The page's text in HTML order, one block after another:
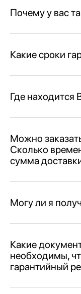
Почему у вас
Какие сроки
Где находится
Можно
Сколько
сумма
Могу ли я
Какие
необходимы,
гарантийный